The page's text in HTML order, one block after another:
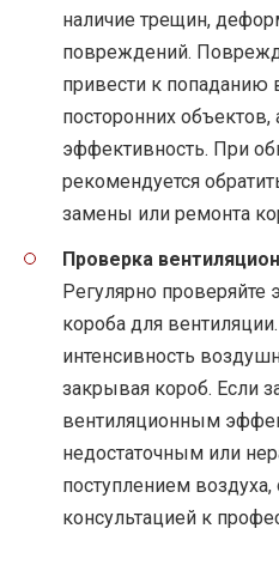
наличие трещин,
повреждений.
привести к попаданию
посторонних объектов,
эффективность. При
рекомендуется
замены или ремонта
Проверка
Регулярно проверяйте
короба для
интенсивность
закрывая короб. Если
вентиляционным
недостаточным или
поступлением воздуха,
консультацией к